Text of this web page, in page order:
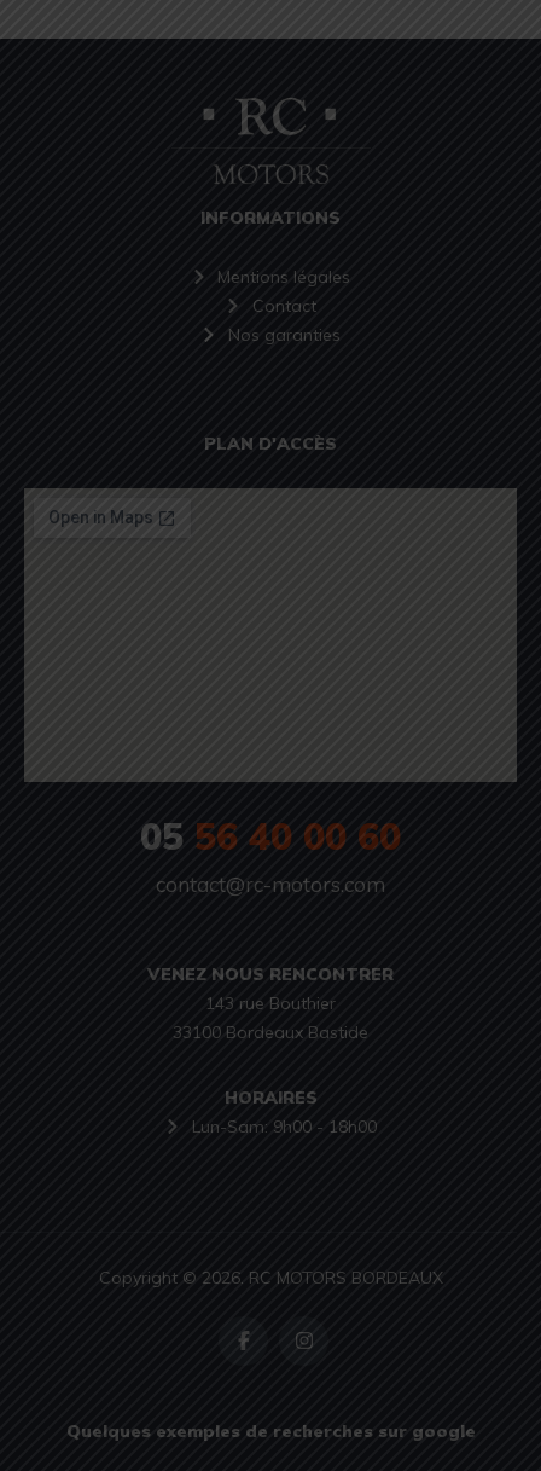
INFORMATIONS
Mentions légales
Contact
Nos garanties
PLAN D'ACCÈS
05 56 40 00 60
contact@rc-motors.com
VENEZ NOUS RENCONTRER
143 rue Bouthier
33100 Bordeaux Bastide
HORAIRES
Lun-Sam: 9h00 - 18h00
Copyright © 2026. RC MOTORS BORDEAUX
Quelques exemples de recherches sur google